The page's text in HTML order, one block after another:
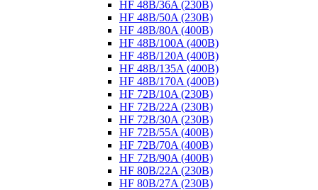
HF 48B/36A (230B)
HF 48B/50A (230B)
HF 48B/80A (400B)
HF 48B/100A (400B)
HF 48B/120A (400B)
HF 48B/135A (400B)
HF 48B/170A (400B)
HF 72B/10A (230B)
HF 72B/22A (230B)
HF 72B/30A (230B)
HF 72B/55A (400B)
HF 72B/70A (400B)
HF 72B/90A (400B)
HF 80B/22A (230B)
HF 80B/27A (230B)